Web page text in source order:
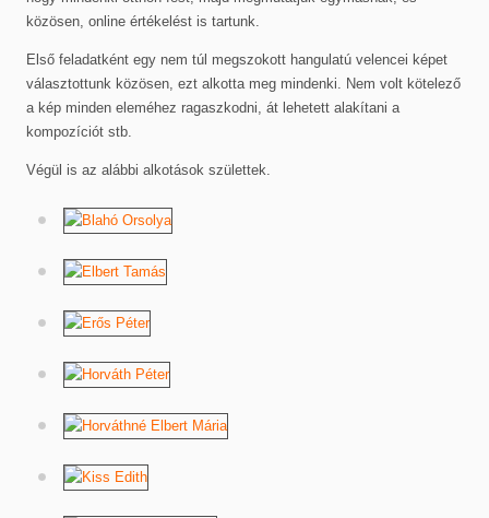
közösen, online értékelést is tartunk.
Első feladatként egy nem túl megszokott hangulatú velencei képet
választottunk közösen, ezt alkotta meg mindenki. Nem volt kötelező
a kép minden eleméhez ragaszkodni, át lehetett alakítani a
kompozíciót stb.
Végül is az alábbi alkotások születtek.